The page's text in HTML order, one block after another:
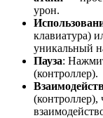
урон.
клавиатура)
уникальный
Пауза:
(контроллер).